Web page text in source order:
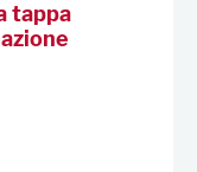
tappa